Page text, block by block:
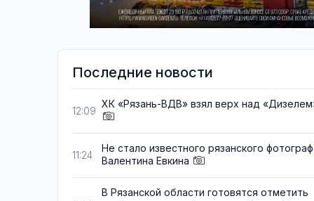
Последние новости
12:09
ХК «Рязань-ВДВ» взял верх над
11:24
Не стало известного рязанского
Валентина Евкина
В Рязанской области готовятся отметить